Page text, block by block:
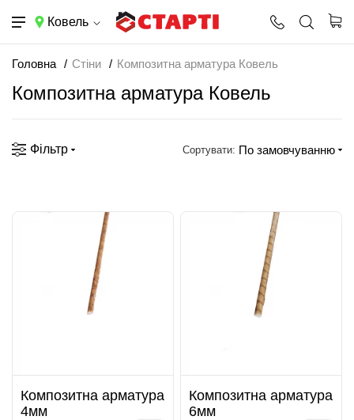
Ковель
Головна Стіни Композитна арматура Ковель
Композитна арматура Ковель
Фільтр Сортувати: По замовчуванню
Композитна арматура
4мм
Композитна арматура
6мм